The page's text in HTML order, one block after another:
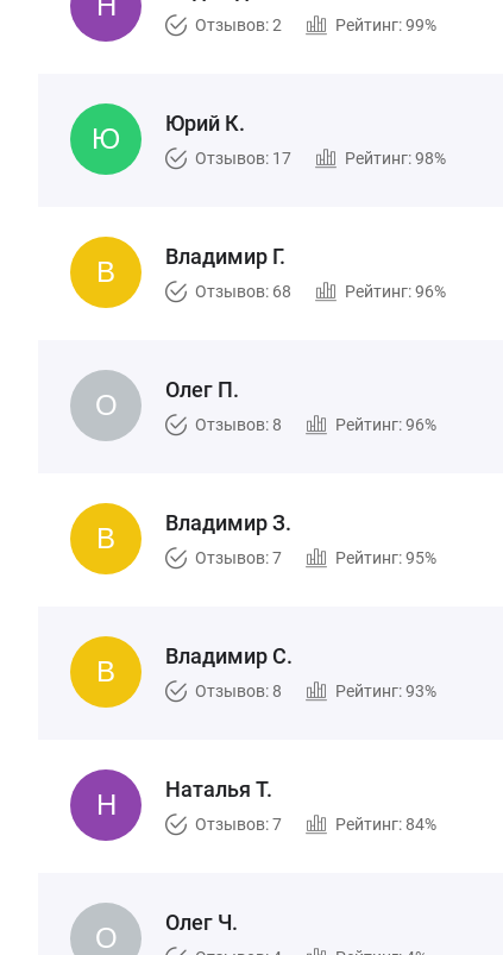
Отзывов: 2 Рейтинг: 99%
Юрий К.
Отзывов: 17 Рейтинг: 98%
Владимир Г.
Отзывов: 68 Рейтинг: 96%
Олег П.
Отзывов: 8 Рейтинг: 96%
Владимир З.
Отзывов: 7 Рейтинг: 95%
Владимир С.
Отзывов: 8 Рейтинг: 93%
Наталья Т.
Отзывов: 7 Рейтинг: 84%
Олег Ч.